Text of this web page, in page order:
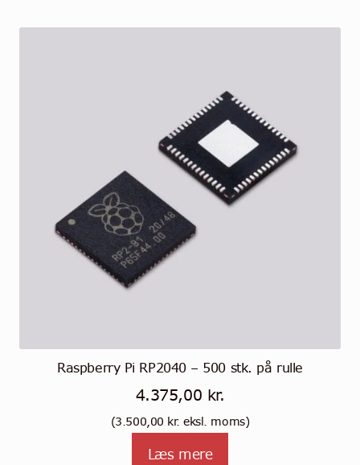
valinnat
tuotteen
sivulla.
Raspberry Pi RP2040 – 500 stk. på rulle
4.375,00 kr.
(3.500,00 kr. eksl. moms)
Læs mere